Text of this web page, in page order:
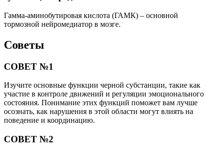
Гамма-аминобутировая кислота (ГАМК) – основной
тормозной нейромедиатор в мозге.
Советы
СОВЕТ №1
Изучите основные функции черной субстанции, такие как
участие в контроле движений и регуляции эмоционального
состояния. Понимание этих функций поможет вам лучше
осознать, как нарушения в этой области могут влиять на
поведение и координацию.
СОВЕТ №2